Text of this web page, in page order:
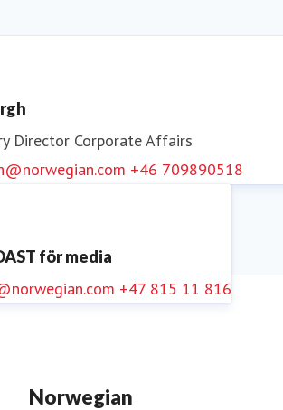
Director Corporate Affairs
+46 709890518
för media
+47 815 11 816
Norwegian